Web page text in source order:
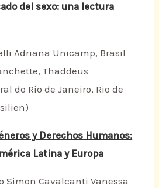
del sexo: una lectura
Adriana Unicamp, Brasil
Thaddeus
do Rio de Janeiro, Rio de
y Derechos Humanos:
Latina y Europa
Simon Cavalcanti Vanessa